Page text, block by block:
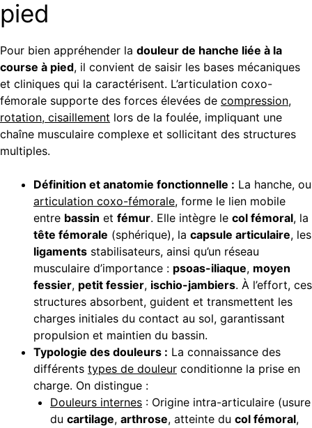
pied
Pour bien appréhender la douleur de hanche liée à la
course à pied, il convient de saisir les bases mécaniques
et cliniques qui la caractérisent. L’articulation coxo-
fémorale supporte des forces élevées de compression,
rotation, cisaillement lors de la foulée, impliquant une
chaîne musculaire complexe et sollicitant des structures
multiples.
Définition et anatomie fonctionnelle : La hanche, ou
articulation coxo-fémorale, forme le lien mobile
entre bassin et fémur. Elle intègre le col fémoral, la
tête fémorale (sphérique), la capsule articulaire, les
ligaments stabilisateurs, ainsi qu’un réseau
musculaire d’importance : psoas-iliaque, moyen
fessier, petit fessier, ischio-jambiers. À l’effort, ces
structures absorbent, guident et transmettent les
charges initiales du contact au sol, garantissant
propulsion et maintien du bassin.
Typologie des douleurs : La connaissance des
différents types de douleur conditionne la prise en
charge. On distingue :
Douleurs internes : Origine intra-articulaire (usure
du cartilage, arthrose, atteinte du col fémoral,